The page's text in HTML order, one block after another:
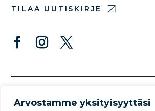
Arvostamme yksityisyyttäsi
TILAA UUTISKIRJE